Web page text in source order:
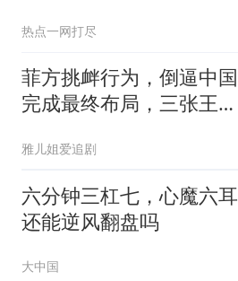
热点一网打尽
菲方挑衅行为，倒逼中国
完成最终布局，三张王牌
雅儿姐爱追剧
六分钟三杠七，心魔六耳
还能逆风翻盘吗
大中国